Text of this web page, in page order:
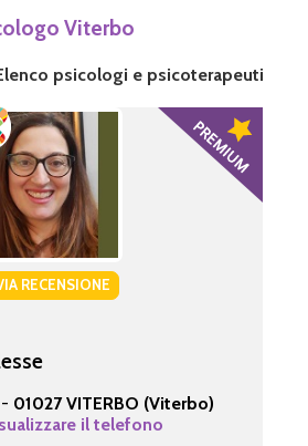
Viterbo
psicologi e psicoterapeuti
RECENSIONE
01027 VITERBO (Viterbo)
il telefono